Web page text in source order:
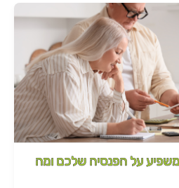
על הפנסיה שלכם ומה